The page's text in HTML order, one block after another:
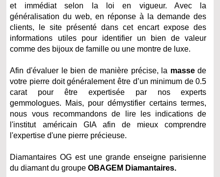
et immédiat selon la loi en vigueur. Avec la
généralisation du web, en réponse à la demande des
clients, le site présenté dans cet encart expose des
informations utiles pour identifier un bien de valeur
comme des bijoux de famille ou une montre de luxe.
Afin d'évaluer le bien de manière précise, la massede
votre pierre doit généralement être d’un minimum de 0.5
carat pour être expertisée par nos experts
gemmologues. Mais, pour démystifier certains termes,
nous vous recommandons de lire les indications de
l'institut américain GIA afin de mieux comprendre
l'expertise d'une pierre précieuse.
Diamantaires OG est une grande enseigne parisienne
du diamant du groupeOBAGEM Diamantaires.